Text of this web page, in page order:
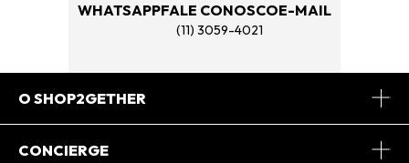
WHATSAPPFALE CONOSCO
(11) 3059-4021
E-MAIL
O SHOP2GETHER
Sobre Nós
CONCIERGE